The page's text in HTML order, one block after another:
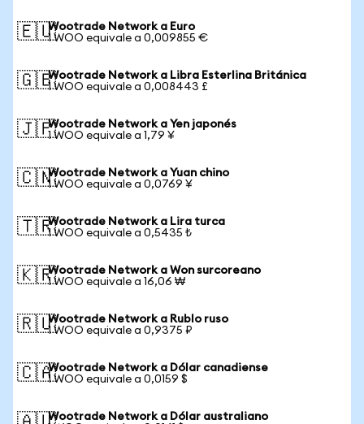
🇪🇺Wootrade Network a Euro
1 WOO equivale a 0,009855 €
🇬🇧Wootrade Network a Libra Esterlina Británica
1 WOO equivale a 0,008443 £
🇯🇵Wootrade Network a Yen japonés
1 WOO equivale a 1,79 ¥
🇨🇳Wootrade Network a Yuan chino
1 WOO equivale a 0,0769 ¥
🇹🇷Wootrade Network a Lira turca
1 WOO equivale a 0,5435 ₺
🇰🇷Wootrade Network a Won surcoreano
1 WOO equivale a 16,06 ₩
🇷🇺Wootrade Network a Rublo ruso
1 WOO equivale a 0,9375 ₽
🇨🇦Wootrade Network a Dólar canadiense
1 WOO equivale a 0,0159 $
Wootrade Network a Dólar australiano